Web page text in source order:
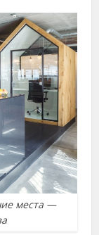
места —